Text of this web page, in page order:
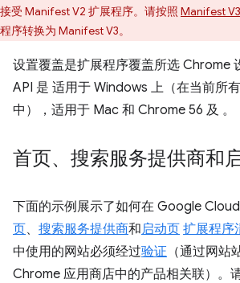
接受 Manifest V2 扩展程序。请按照 Manifest
程序转换为 Manifest V3。
设置覆盖是扩展程序覆盖所选 Chrome
API 是 适用于 Windows 上（在当前所
中），适用于 Mac 和 Chrome 56 及 。
首页、搜索服务提供商和
下面的示例展示了如何在 Google
页、 搜索服务提供商和启动页 扩展程序
中使用的网站必须经过验证 （通过网站
Chrome 应用商店中的产品相关联）。